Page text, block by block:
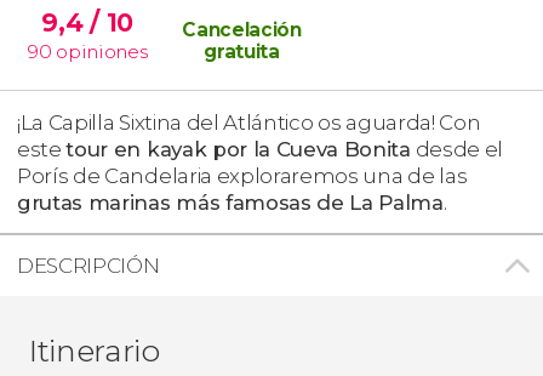
9,4/ 10
90 opiniones
Cancelación
gratuita
¡La Capilla Sixtina del Atlántico os aguarda! Con
estetour en kayak por la Cueva Bonita desde el
Porís de Candelaria exploraremos una de las
grutas marinas más famosas de La Palma.
DESCRIPCIÓN
Itinerario